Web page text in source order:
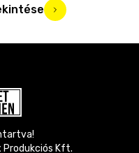
Produkciós Kft.